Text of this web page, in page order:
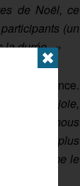
de Noël, ce
(un
la durée. »
en France.
Moving : joie,
nous, et nous
Moving, plus
comme le
✖